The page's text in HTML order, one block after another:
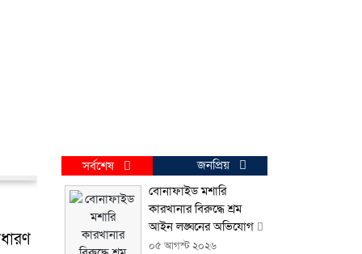
সর্বশেষ
জনপ্রিয়
বোনাফাইড মশারি
কারখানার বিরুদ্ধে শ্রম
আইন লঙ্ঘনের অভিযোগ
০৫ আগস্ট ২০২৬